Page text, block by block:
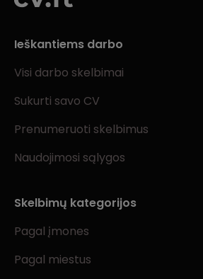
Ieškantiems darbo
Visi darbo skelbimai
Sukurti savo CV
Prenumeruoti skelbimus
Naudojimosi sąlygos
Skelbimų kategorijos
Pagal įmones
Pagal miestus